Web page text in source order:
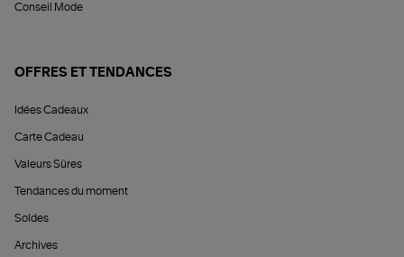
Conseil Mode
OFFRES ET TENDANCES
Idées Cadeaux
Carte Cadeau
Valeurs Sûres
Tendances du moment
Soldes
Archives